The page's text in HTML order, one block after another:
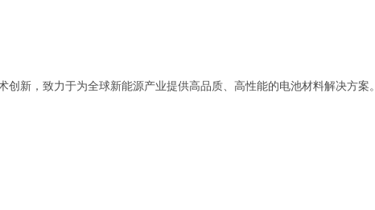
新，致力于为全球新能源产业提供高品质、高性能的电池材料解决方案。